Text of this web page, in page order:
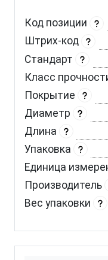
Код позиции
Штрих-код
Стандарт
Класс
Покрытие
Диаметр
Длина
Упаковка
Единица
Производитель
Вес упаковки